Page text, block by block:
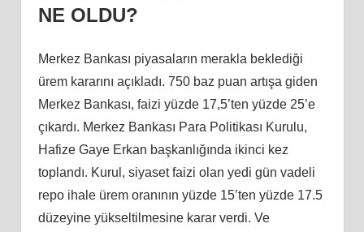
NE OLDU?
Merkez Bankası piyasaların merakla beklediği
ürem kararını açıkladı. 750 baz puan artışa giden
Merkez Bankası, faizi yüzde 17,5’ten yüzde 25’e
çıkardı. Merkez Bankası Para Politikası Kurulu,
Hafize Gaye Erkan başkanlığında ikinci kez
toplandı. Kurul, siyaset faizi olan yedi gün vadeli
repo ihale ürem oranının yüzde 15’ten yüzde 17.5
düzeyine yükseltilmesine karar verdi. Ve